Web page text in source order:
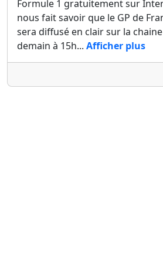
Formule 1 gratuitement sur
nous fait savoir que le GP de
sera diffusé en clair sur la
demain à 15h... Afficher plus